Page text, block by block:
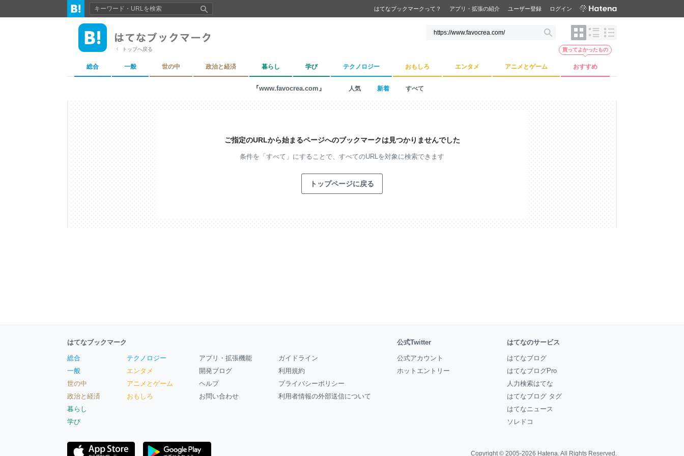
はてなブックマークって？ アプリ・拡張の紹介 ユーザー登録 ログイン
トップへ戻る
総合 一般 世の中 政治と経済 暮らし 学び テクノロジー おもしろ エンタメ アニメとゲーム おすすめ
買ってよかったもの
『www.favocrea.com』 人気 新着 すべて
ご指定のURLから始まるページへのブックマークは見つかりませんでした
条件を「すべて」にすることで、 すべてのURLを対象に検索できます
トップページに戻る
はてなブックマーク
総合
一般
世の中
政治と経済
暮らし
学び
テクノロジー
エンタメ
アニメとゲーム
おもしろ
アプリ・拡張機能
開発ブログ
ヘルプ
お問い合わせ
ガイドライン
利用規約
プライバシーポリシー
利用者情報の外部送信について
公式Twitter
公式アカウント
ホットエントリー
はてなのサービス
はてなブログ
はてなブログPro
人力検索はてな
はてなブログ タグ
はてなニュース
ソレドコ
Copyright © 2005-2026 Hatena. All Rights Reserved.